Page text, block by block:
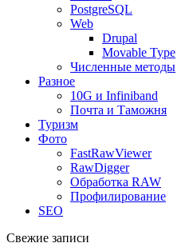
PostgreSQL
Web
Drupal
Movable Type
Численные методы
Разное
10G и Infiniband
Почта и Таможня
Туризм
Фото
FastRawViewer
RawDigger
Обработка RAW
Профилирование
SEO
Свежие записи